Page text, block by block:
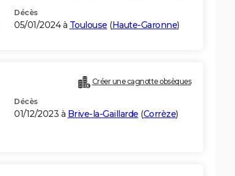
Décès
05/01/2024 à Toulouse (Haute-Garonne)
Créer une cagnotte obsèques
Décès
01/12/2023 à Brive-la-Gaillarde (Corrèze)